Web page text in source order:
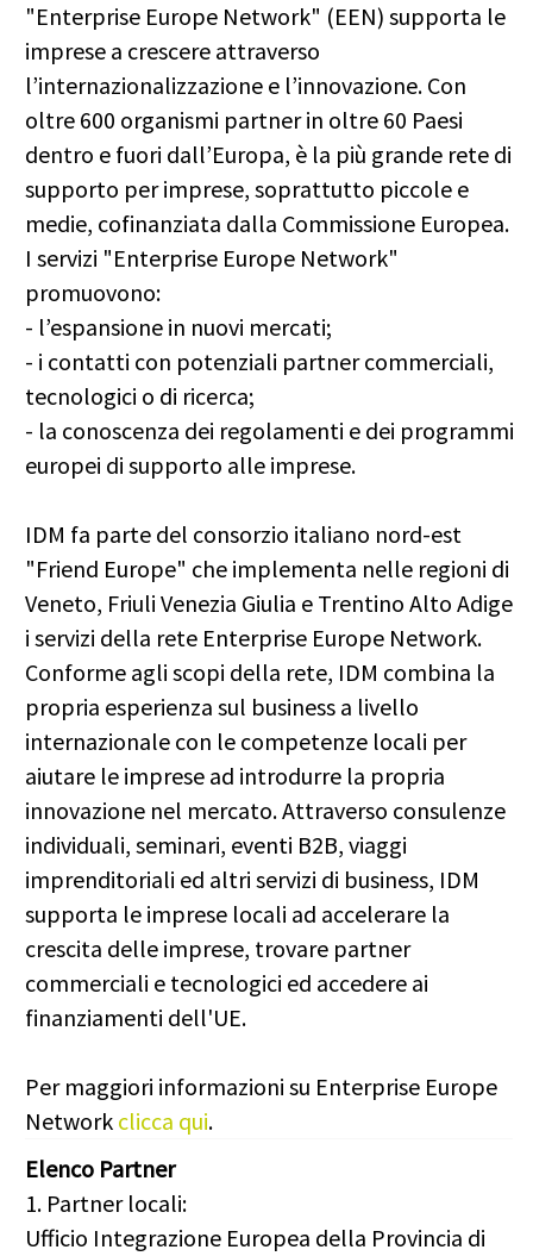
"Enterprise Europe Network" (EEN) supporta le
imprese a crescere attraverso
l’internazionalizzazione e l’innovazione. Con
oltre 600 organismi partner in oltre 60 Paesi
dentro e fuori dall’Europa, è la più grande rete di
supporto per imprese, soprattutto piccole e
medie, cofinanziata dalla Commissione Europea.
I servizi "Enterprise Europe Network"
promuovono:
- l’espansione in nuovi mercati;
- i contatti con potenziali partner commerciali,
tecnologici o di ricerca;
- la conoscenza dei regolamenti e dei programmi
europei di supporto alle imprese.
IDM fa parte del consorzio italiano nord-est
"Friend Europe" che implementa nelle regioni di
Veneto, Friuli Venezia Giulia e Trentino Alto Adige
i servizi della rete Enterprise Europe Network.
Conforme agli scopi della rete, IDM combina la
propria esperienza sul business a livello
internazionale con le competenze locali per
aiutare le imprese ad introdurre la propria
innovazione nel mercato. Attraverso consulenze
individuali, seminari, eventi B2B, viaggi
imprenditoriali ed altri servizi di business, IDM
supporta le imprese locali ad accelerare la
crescita delle imprese, trovare partner
commerciali e tecnologici ed accedere ai
finanziamenti dell'UE.
Per maggiori informazioni su Enterprise Europe
Network clicca qui.
Elenco Partner
1. Partner locali:
Ufficio Integrazione Europea della Provincia di